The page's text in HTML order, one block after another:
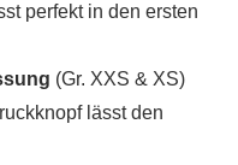
perfekt in den ersten
(Gr. XXS & XS)
lässt den